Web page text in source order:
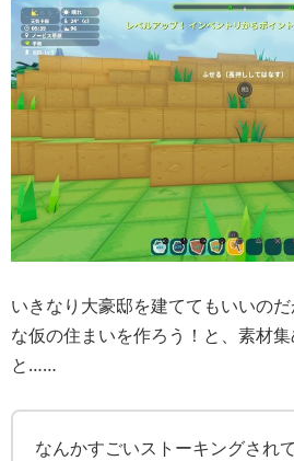
いきなり大豪邸を建ててもいいの
な仮の住まいを作ろう！と、素材
と……
なんかすごいストーキングされ